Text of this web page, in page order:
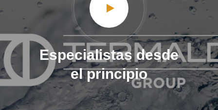
Especialistas desde
el principio